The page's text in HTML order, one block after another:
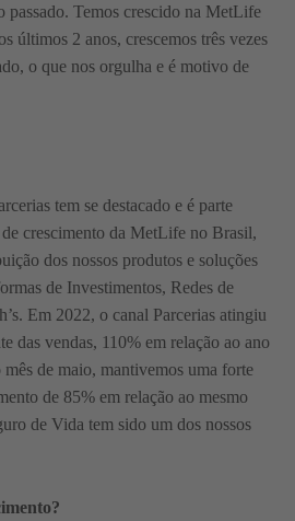
passado. Temos crescido na MetLife
últimos 2 anos, crescemos três vezes
o que nos orgulha e é motivo de
tem se destacado e é parte
de crescimento da MetLife no Brasil,
dos nossos produtos e soluções
de Investimentos, Redes de
Em 2022, o canal Parcerias atingiu
das vendas, 110% em relação ao ano
de maio, mantivemos uma forte
de 85% em relação ao mesmo
de Vida tem sido um dos nossos